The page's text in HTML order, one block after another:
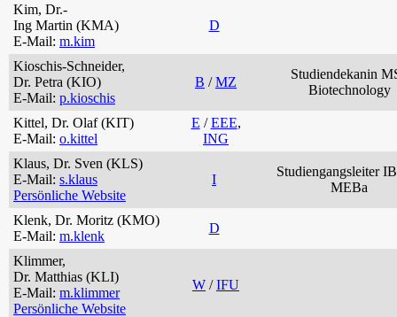
Kim, Dr.-
Ing Martin (KMA)
E-Mail: m.kim
D
Kioschis-Schneider,
Dr. Petra (KIO)
E-Mail: p.kioschis
B /MZ
Studiendekanin
Biotechnology
Kittel, Dr. Olaf (KIT)
E-Mail: o.kittel
E /EEE,
ING
Klaus, Dr. Sven (KLS)
E-Mail: s.klaus
Persönliche Website
I
Studiengangsleiter
MEBa
Klenk, Dr. Moritz (KMO)
E-Mail: m.klenk
D
Klimmer,
Dr. Matthias (KLI)
E-Mail: m.klimmer
Persönliche Website
W /IFU